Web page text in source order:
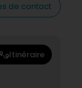
de contact
Itinéraire